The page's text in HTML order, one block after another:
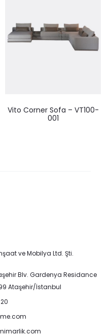
Vito Corner Sofa – VT100-
001
ve Mobilya Ltd. Şti.
Blv. Gardenya Residance
Ataşehir/İstanbul